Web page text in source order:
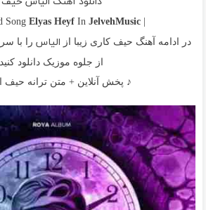
Elyas Heyf InJelvehMusic |
در ادامه آهنگ حیف کاری زیبا از الیاس را با
از جلوه موزیک دانلود کنید
♪ پخش آنلاین + متن ترانه حیف